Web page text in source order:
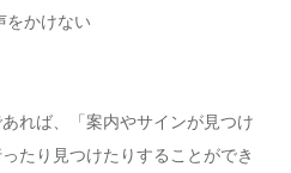
をかけない
れば、「案内やサインが見つけ
たり見つけたりすることができ